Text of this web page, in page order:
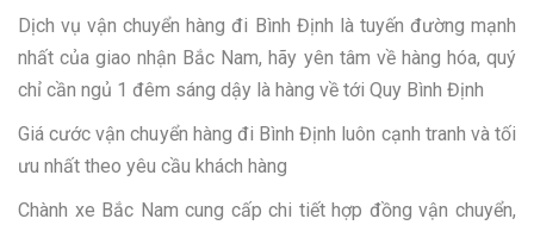
Dịch vụ vận chuyển hàng đi Bình Định là tuyến đường mạnh
nhất của giao nhận Bắc Nam, hãy yên tâm về hàng hóa, quý
chỉ cần ngủ 1 đêm sáng dậy là hàng về tới Quy Bình Định
Giá cước vận chuyển hàng đi Bình Định luôn cạnh tranh và tối
ưu nhất theo yêu cầu khách hàng
Chành xe Bắc Nam cung cấp chi tiết hợp đồng vận chuyển,